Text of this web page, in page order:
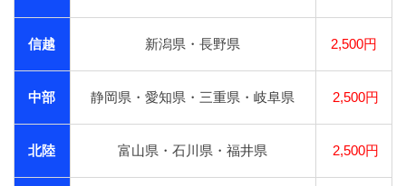
信越 新潟県・長野県 2,500円
中部 静岡県・愛知県・三重県・岐阜県 2,500円
北陸 富山県・石川県・福井県 2,500円